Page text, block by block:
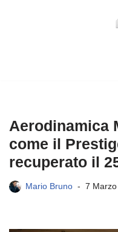
Aerodinamica
come il
recuperato il
Mario Bruno 7